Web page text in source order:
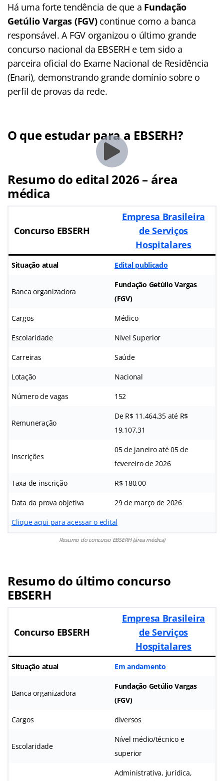
Há uma forte tendência de que a Fundação
Getúlio Vargas (FGV)continue como a banca
responsável. A FGV organizou o último grande
concurso nacional da EBSERH e tem sido a
parceira oficial do Exame Nacional de Residência
(Enari), demonstrando grande domínio sobre o
perfil de provas da rede.
O que estudar para a EBSERH?
Resumo do edital 2026 – área
médica
Concurso EBSERH
Empresa Brasileira
de Serviços
Hospitalares
Situação atual Edital publicado
Banca organizadora
Fundação Getúlio Vargas
(FGV)
Cargos Médico
Escolaridade Nível Superior
Carreiras Saúde
Lotação Nacional
Número de vagas 152
Remuneração
De R$ 11.464,35 até R$
19.107,31
Inscrições
05 de janeiro até 05 de
fevereiro de 2026
Taxa de inscrição R$ 180,00
Data da prova objetiva 29 de março de 2026
Clique aqui para acessar o edital
Resumo do concurso EBSERH (área médica)
Resumo do último concurso
EBSERH
Concurso EBSERH
Empresa Brasileira
de Serviços
Hospitalares
Situação atual Em andamento
Banca organizadora
Fundação Getúlio Vargas
(FGV)
Cargos diversos
Escolaridade
Nível médio/técnico e
superior
Administrativa, jurídica,